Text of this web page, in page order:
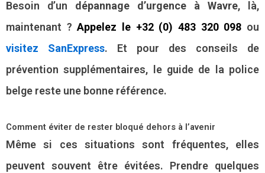
Besoin d’un dépannage d’urgence à Wavre, là,
maintenant ?Appelez le +32 (0) 483 320 098 ou
visitez SanExpress. Et pour des conseils de
prévention supplémentaires, le guide de la police
belge reste une bonne référence.
Comment éviter de rester bloqué dehors à l’avenir
Même si ces situations sont fréquentes, elles
peuvent souvent être évitées. Prendre quelques